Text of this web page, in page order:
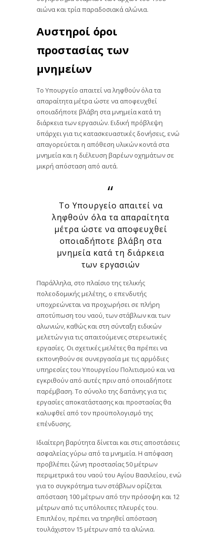
αιώνα και τρία παραδοσιακά αλώνια.
Αυστηροί όροι
προστασίας των
μνημείων
Το Υπουργείο απαιτεί να ληφθούν όλα τα
απαραίτητα μέτρα ώστε να αποφευχθεί
οποιαδήποτε βλάβη στα μνημεία κατά τη
διάρκεια των εργασιών. Ειδική πρόβλεψη
υπάρχει για τις κατασκευαστικές δονήσεις, ενώ
απαγορεύεται η απόθεση υλικών κοντά στα
μνημεία και η διέλευση βαρέων οχημάτων σε
μικρή απόσταση από αυτά.
Το Υπουργείο απαιτεί να
ληφθούν όλα τα απαραίτητα
μέτρα ώστε να αποφευχθεί
οποιαδήποτε βλάβη στα
μνημεία κατά τη διάρκεια
των εργασιών
Παράλληλα, στο πλαίσιο της τελικής
πολεοδομικής μελέτης, ο επενδυτής
υποχρεώνεται να προχωρήσει σε πλήρη
αποτύπωση του ναού, των στάβλων και των
αλωνιών, καθώς και στη σύνταξη ειδικών
μελετών για τις απαιτούμενες στερεωτικές
εργασίες. Οι σχετικές μελέτες θα πρέπει να
εκπονηθούν σε συνεργασία με τις αρμόδιες
υπηρεσίες του Υπουργείου Πολιτισμού και να
εγκριθούν από αυτές πριν από οποιαδήποτε
παρέμβαση. Το σύνολο της δαπάνης για τις
εργασίες αποκατάστασης και προστασίας θα
καλυφθεί από τον προϋπολογισμό της
επένδυσης.
Ιδιαίτερη βαρύτητα δίνεται και στις αποστάσεις
ασφαλείας γύρω από τα μνημεία. Η απόφαση
προβλέπει ζώνη προστασίας 50 μέτρων
περιμετρικά του ναού του Αγίου Βασιλείου, ενώ
για το συγκρότημα των στάβλων ορίζεται
απόσταση 100 μέτρων από την πρόσοψη και 12
μέτρων από τις υπόλοιπες πλευρές του.
Επιπλέον, πρέπει να τηρηθεί απόσταση
τουλάχιστον 15 μέτρων από τα αλώνια.